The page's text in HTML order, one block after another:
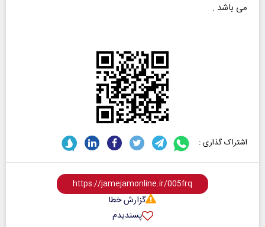
می باشد .
اشتراک گذاری :
گزارش خطا
پسندیدم